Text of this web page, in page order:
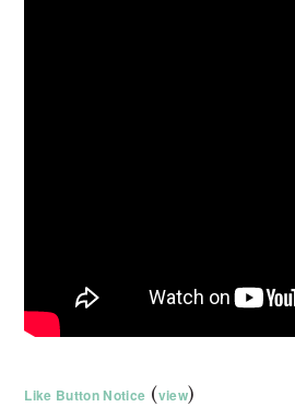
Like Button Notice (view)